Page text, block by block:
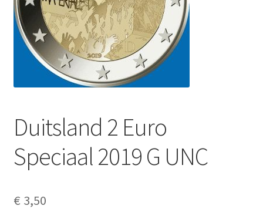
Mijn account
Alg. voorw.
Privacybeleid PMH Enibas
Duitsland 2 Euro
Speciaal 2019 G UNC
€ 3,50